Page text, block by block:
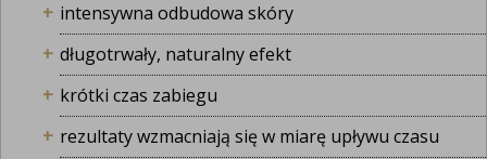
intensywna odbudowa skóry
długotrwały, naturalny efekt
krótki czas zabiegu
rezultaty wzmacniają się w miarę upływu czasu